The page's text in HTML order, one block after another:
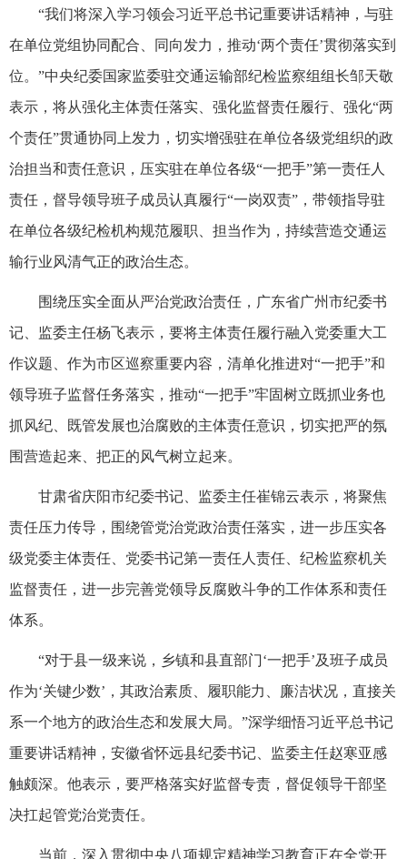
“我们将深入学习领会习近平总书记重要讲话精神，与驻
在单位党组协同配合、同向发力，推动‘两个责任’贯彻落实到
位。”中央纪委国家监委驻交通运输部纪检监察组组长邹天敬
表示，将从强化主体责任落实、强化监督责任履行、强化“两
个责任”贯通协同上发力，切实增强驻在单位各级党组织的政
治担当和责任意识，压实驻在单位各级“一把手”第一责任人
责任，督导领导班子成员认真履行“一岗双责”，带领指导驻
在单位各级纪检机构规范履职、担当作为，持续营造交通运
输行业风清气正的政治生态。
围绕压实全面从严治党政治责任，广东省广州市纪委书
记、监委主任杨飞表示，要将主体责任履行融入党委重大工
作议题、作为市区巡察重要内容，清单化推进对“一把手”和
领导班子监督任务落实，推动“一把手”牢固树立既抓业务也
抓风纪、既管发展也治腐败的主体责任意识，切实把严的氛
围营造起来、把正的风气树立起来。
甘肃省庆阳市纪委书记、监委主任崔锦云表示，将聚焦
责任压力传导，围绕管党治党政治责任落实，进一步压实各
级党委主体责任、党委书记第一责任人责任、纪检监察机关
监督责任，进一步完善党领导反腐败斗争的工作体系和责任
体系。
“对于县一级来说，乡镇和县直部门‘一把手’及班子成员
作为‘关键少数’，其政治素质、履职能力、廉洁状况，直接关
系一个地方的政治生态和发展大局。”深学细悟习近平总书记
重要讲话精神，安徽省怀远县纪委书记、监委主任赵寒亚感
触颇深。他表示，要严格落实好监督专责，督促领导干部坚
决扛起管党治党责任。
当前，深入贯彻中央八项规定精神学习教育正在全党开